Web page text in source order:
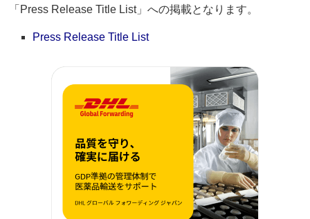
「Press Release Title List」への掲載となります。
Press Release Title List